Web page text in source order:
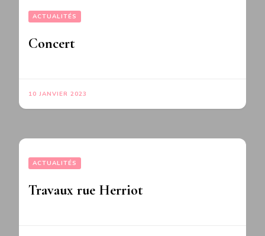
ACTUALITÉS
Concert
10 JANVIER 2023
ACTUALITÉS
Travaux rue Herriot